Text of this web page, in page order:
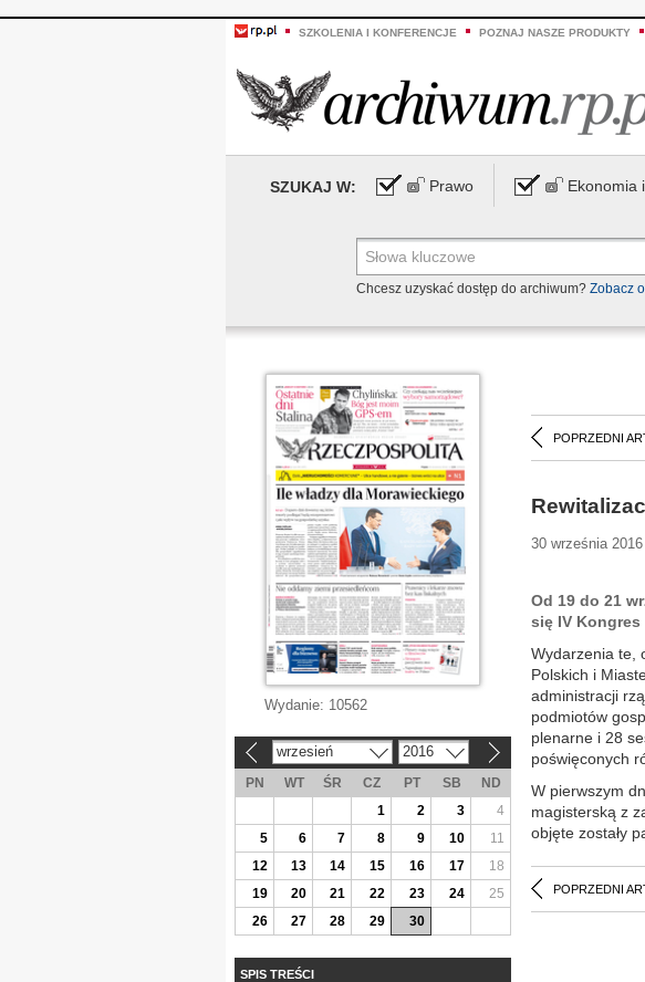
SZKOLENIA I KONFERENCJE POZNAJ NASZE PRODUKTY
SZUKAJ W: Prawo Ekonomia
Chcesz uzyskać dostęp do archiwum? Zobacz
POPRZEDNI
30 września
Od 19 do 21
się IV
Wydarzenia te,
Polskich i
administracji
podmiotów
plenarne i 28
poświęconych
W pierwszym
magisterską z
objęte zostały
POPRZEDNI
Wydanie: 10562
wrzesień 2016
PN WT ŚR CZ PT SB
ND
1
2 3
4
5
6 7 8 9 10
11
12
13 14 15 16 17
18
19
20 21 22 23 24
25
26
27 28 29 30
SPIS TREŚCI